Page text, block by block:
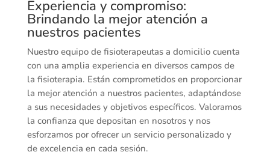
Experiencia y compromiso:
Brindando la mejor atención a
nuestros pacientes
Nuestro equipo de fisioterapeutas a domicilio cuenta
con una amplia experiencia en diversos campos de
la fisioterapia. Están comprometidos en proporcionar
la mejor atención a nuestros pacientes, adaptándose
a sus necesidades y objetivos específicos. Valoramos
la confianza que depositan en nosotros y nos
esforzamos por ofrecer un servicio personalizado y
de excelencia en cada sesión.